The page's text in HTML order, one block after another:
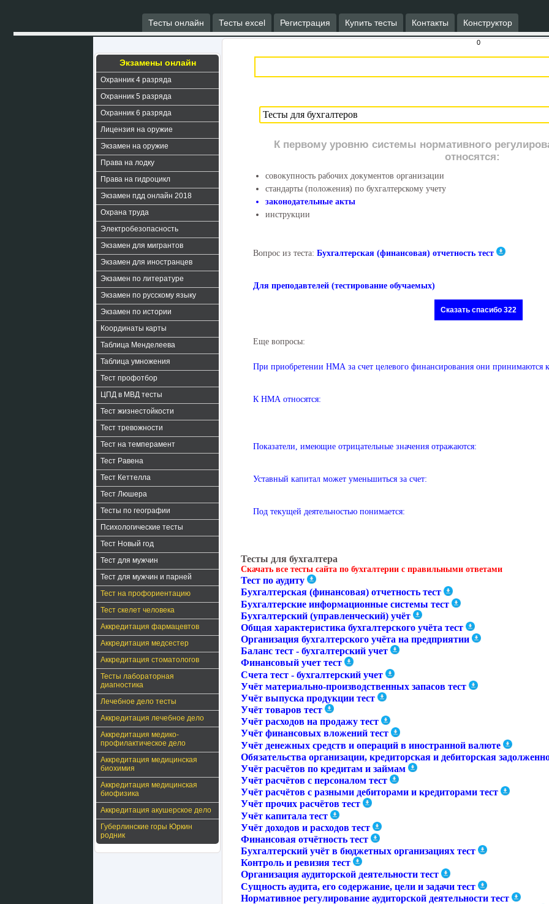
Тесты онлайн Тесты excel Регистрация Купить тесты Контакты Конструктор
Экзамены онлайн
Охранник 4 разряда
Охранник 5 разряда
Охранник 6 разряда
Лицензия на оружие
Экзамен на оружие
Права на лодку
Права на гидроцикл
Экзамен пдд онлайн 2018
Охрана труда
Электробезопасность
Экзамен для мигрантов
Экзамен для иностранцев
Экзамен по литературе
Экзамен по русскому языку
Экзамен по истории
Координаты карты
Таблица Менделеева
Таблица умножения
Тест профотбор
ЦПД в МВД тесты
Тест жизнестойкости
Тест тревожности
Тест на темперамент
Тест Равена
Тест Кеттелла
Тест Люшера
Тесты по географии
Психологические тесты
Тест Новый год
Тест для мужчин
Тест для мужчин и парней
Тест на профориентацию
Тест скелет человека
Аккредитация фармацевтов
Аккредитация медсестер
Аккредитация стоматологов
Тесты лабораторная
диагностика
Лечебное дело тесты
Аккредитация лечебное дело
Аккредитация медико-
профилактическое дело
Аккредитация медицинская
биохимия
Аккредитация медицинская
биофизика
Аккредитация акушерское дело
Губерлинские горы Юркин
родник
0
К первому уровню системы нормативного
относятся:
совокупность рабочих документов организации
стандарты (положения) по бухгалтерскому учету
законодательные акты
инструкции
Вопрос из теста: Бухгалтерская (финансовая) отчетность тест
Для преподавтелей (тестирование обучаемых)
Сказать спасибо 322
Еще вопросы:
При приобретении НМА за счет целевого финансирования они принимаются к
К НМА относятся:
Показатели, имеющие отрицательные значения отражаются:
Уставный капитал может уменьшиться за счет:
Под текущей деятельностью понимается:
Тесты для бухгалтера
Скачать все тесты сайта по бухгалтерии с правильными ответами
Тест по аудиту
Бухгалтерская (финансовая) отчетность тест
Бухгалтерские информационные системы тест
Бухгалтерский (управленческий) учёт
Общая характеристика бухгалтерского учёта тест
Организация бухгалтерского учёта на предприятии
Баланс тест - бухгалтерский учет
Финансовый учет тест
Счета тест - бухгалтерский учет
Учёт материально-производственных запасов тест
Учёт выпуска продукции тест
Учёт товаров тест
Учёт расходов на продажу тест
Учёт финансовых вложений тест
Учёт денежных средств и операций в иностранной валюте
Обязательства организации, кредиторская и дебиторская
Учёт расчётов по кредитам и займам
Учёт расчётов с персоналом тест
Учёт расчётов с разными дебиторами и кредиторами тест
Учёт прочих расчётов тест
Учёт капитала тест
Учёт доходов и расходов тест
Финансовая отчётность тест
Бухгалтерский учёт в бюджетных организациях тест
Контроль и ревизия тест
Организация аудиторской деятельности тест
Сущность аудита, его содержание, цели и задачи тест
Нормативное регулирование аудиторской деятельности тест